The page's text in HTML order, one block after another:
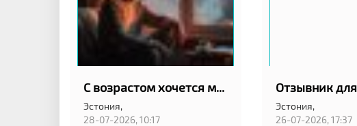
С возрастом хочется меньше шума и больше спокойствия
Эстония,
28-07-2026, 10:17
Эстония,
26-07-2026, 17:37